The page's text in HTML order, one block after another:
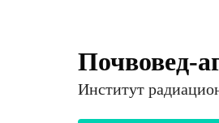
Почвовед-
Институт